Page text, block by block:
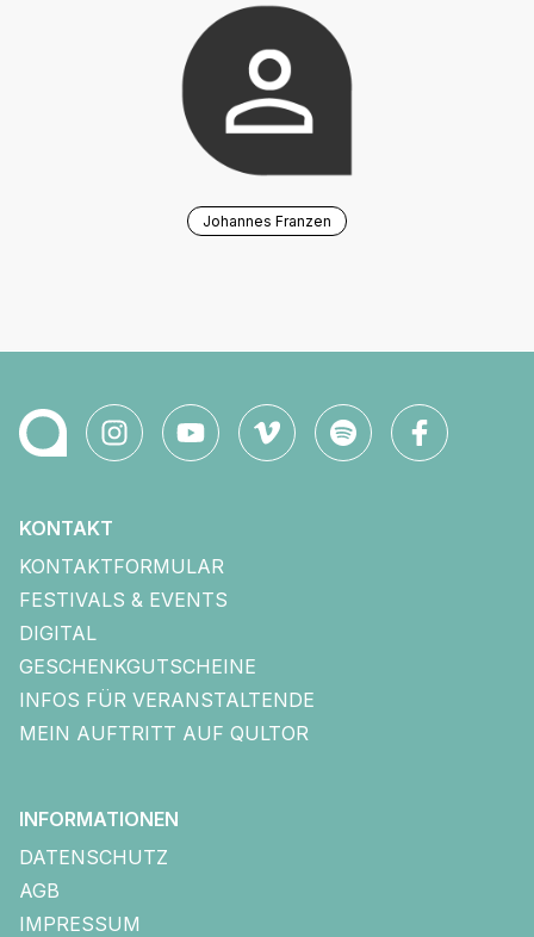
Johannes Franzen
KONTAKT
KONTAKTFORMULAR
FESTIVALS & EVENTS
DIGITAL
GESCHENKGUTSCHEINE
INFOS FÜR VERANSTALTENDE
MEIN AUFTRITT AUF QULTOR
INFORMATIONEN
DATENSCHUTZ
AGB
IMPRESSUM